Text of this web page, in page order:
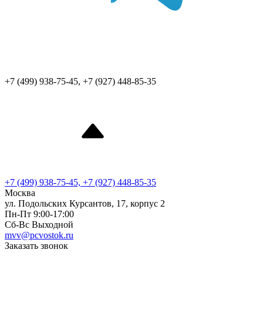
+7 (499) 938-75-45, +7 (927) 448-85-35
+7 (499) 938-75-45, +7 (927) 448-85-35
Москва
ул. Подольских Курсантов, 17, корпус 2
Пн-Пт 9:00-17:00
Сб-Вс Выходной
mvv@pcvostok.ru
Заказать звонок